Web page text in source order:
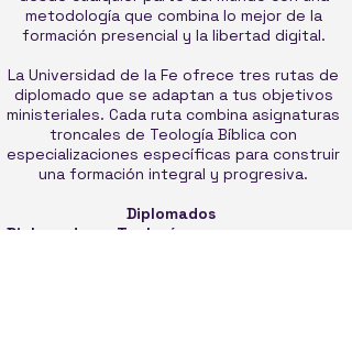
metodología que combina lo mejor de la
formación presencial y la libertad digital.
La Universidad de la Fe ofrece tres rutas de
diplomado que se adaptan a tus objetivos
ministeriales. Cada ruta combina asignaturas
troncales de Teología Bíblica con
especializaciones específicas para construir
una formación integral y progresiva.
Diplomados
Diplomado en Teología